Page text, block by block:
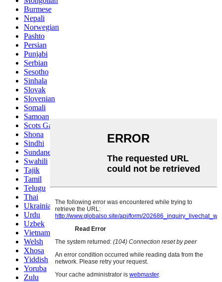
Burmese
Nepali
Norwegian
Pashto
Persian
Punjabi
Serbian
Sesotho
Sinhala
Slovak
Slovenian
Somali
Samoan
Scots Gaelic
Shona
Sindhi
Sundanese
Swahili
Tajik
Tamil
Telugu
Thai
Ukrainian
Urdu
Uzbek
Vietnamese
Welsh
Xhosa
Yiddish
Yoruba
Zulu